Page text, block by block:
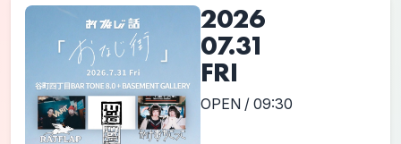
2026
07.31
FRI
OPEN / 09:30